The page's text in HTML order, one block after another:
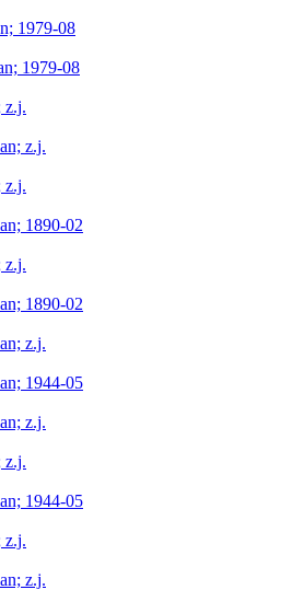
1979-08
1979-08
z.j.
z.j.
z.j.
1890-02
z.j.
1890-02
z.j.
1944-05
z.j.
z.j.
1944-05
z.j.
z.j.